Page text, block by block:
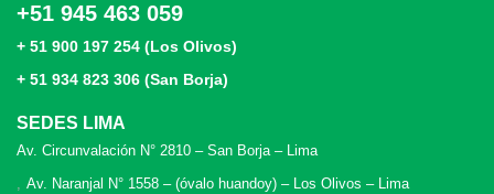
+51 945 463 059
+ 51 900 197 254 (Los Olivos)
+ 51 934 823 306 (San Borja)
SEDES LIMA
Av. Circunvalación N° 2810 – San Borja – Lima
Av. Naranjal N° 1558 – (óvalo huandoy) – Los Olivos – Lima